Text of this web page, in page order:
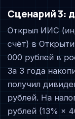
Сценарий 3:
Открыл ИИС
счёт) в
000 рублей в
За 3 года
получил
рублей. На
рублей (13% ×